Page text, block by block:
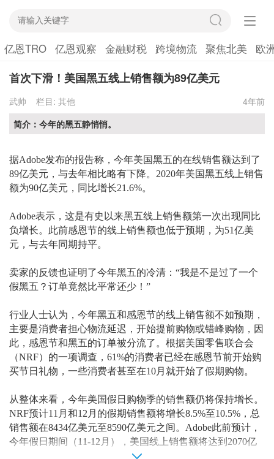
亿恩TRO 亿恩观察 金融财税 跨境物流 聚焦北美 欧
首次下滑！美国黑五线上销售额为89亿美元
武帅 栏目: 其他
4年前
简介：今年的黑五静悄悄。
据Adobe发布的报告称，今年美国黑五的在线销售额达到了
89亿美元，与去年相比略有下降。2020年美国黑五线上销售
额为90亿美元，同比增长21.6%。
Adobe表示，这是有史以来黑五线上销售额第一次出现同比
负增长。 此前感恩节的线上销售额也低于预期， 为51亿美
元，与去年同期持平。
卖家的反馈也证明了今年黑五的冷清： “我是不是过了一个
假黑五？订单竟然比平常还少！”
行业人士认为，今年黑五和感恩节的线上销售额不如预期，
主要是消费者担心物流延迟，开始提前购物或错峰购物，因
此，感恩节和黑五的订单被分流了。 根据美国零售联合会
（NRF） 的一项调查， 61%的消费者已经在感恩节前开始购
买节日礼物， 一些消费者甚至在10月就开始了假期购物。
从整体来看，今年美国假日购物季的销售额仍将保持增长。
NRF预计11月和12月的假期销售额将增长8.5%至10.5%，总
销售额在8434亿美元至8590亿美元之间。Adobe此前预计，
今年假日期间（11-12月），美国线上销售额将达到2070亿